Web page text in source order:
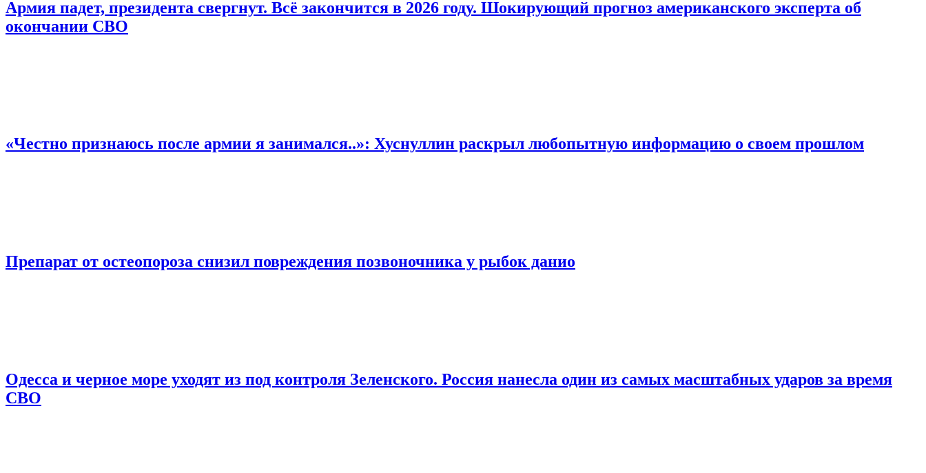
Армия падет, президента свергнут. Всё закончится в 2026 году. Шокирующий прогноз американского эксперта об
окончании СВО
«Честно признаюсь после армии я занимался..»: Хуснуллин раскрыл любопытную информацию о своем прошлом
Препарат от остеопороза снизил повреждения позвоночника у рыбок данио
Одесса и черное море уходят из под контроля Зеленского. Россия нанесла один из самых масштабных ударов за время
СВО